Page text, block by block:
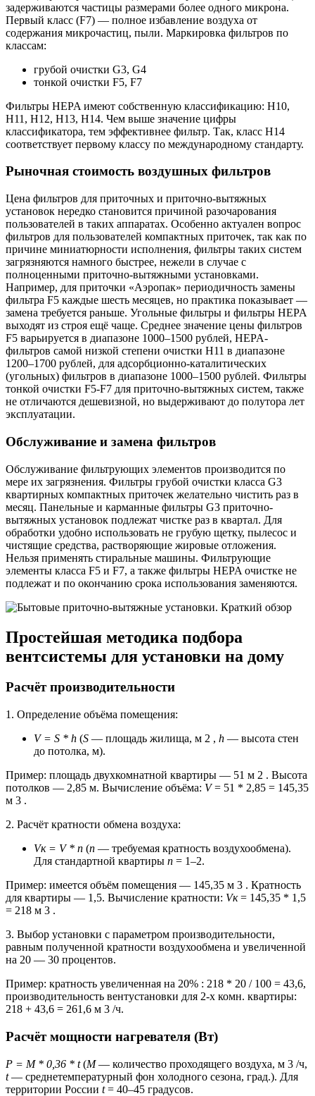
задерживаются частицы размерами более одного микрона.
Первый класс (F7) — полное избавление воздуха от
содержания микрочастиц, пыли. Маркировка фильтров по
классам:
грубой очистки G3, G4
тонкой очистки F5, F7
Фильтры HEPA имеют собственную классификацию: H10,
H11, H12, H13, H14. Чем выше значение цифры
классификатора, тем эффективнее фильтр. Так, класс H14
соответствует первому классу по международному стандарту.
Рыночная стоимость воздушных фильтров
Цена фильтров для приточных и приточно-вытяжных
установок нередко становится причиной разочарования
пользователей в таких аппаратах. Особенно актуален вопрос
фильтров для пользователей компактных приточек, так как по
причине миниатюрности исполнения, фильтры таких систем
загрязняются намного быстрее, нежели в случае с
полноценными приточно-вытяжными установками.
Например, для приточки «Аэропак» периодичность замены
фильтра F5 каждые шесть месяцев, но практика показывает —
замена требуется раньше. Угольные фильтры и фильтры HEPA
выходят из строя ещё чаще. Среднее значение цены фильтров
F5 варьируется в диапазоне 1000–1500 рублей, HEPA-
фильтров самой низкой степени очистки H11 в диапазоне
1200–1700 рублей, для адсорбционно-каталитических
(угольных) фильтров в диапазоне 1000–1500 рублей. Фильтры
тонкой очистки F5-F7 для приточно-вытяжных систем, также
не отличаются дешевизной, но выдерживают до полутора лет
эксплуатации.
Обслуживание и замена фильтров
Обслуживание фильтрующих элементов производится по
мере их загрязнения. Фильтры грубой очистки класса G3
квартирных компактных приточек желательно чистить раз в
месяц. Панельные и карманные фильтры G3 приточно-
вытяжных установок подлежат чистке раз в квартал. Для
обработки удобно использовать не грубую щетку, пылесос и
чистящие средства, растворяющие жировые отложения.
Нельзя применять стиральные машины. Фильтрующие
элементы класса F5 и F7, а также фильтры HEPA очистке не
подлежат и по окончанию срока использования заменяются.
Простейшая методика подбора
вентсистемы для установки на дому
Расчёт производительности
1. Определение объёма помещения:
V = S * h (S — площадь жилища, м 2 , h — высота стен
до потолка, м).
Пример: площадь двухкомнатной квартиры — 51 м 2 . Высота
потолков — 2,85 м. Вычисление объёма: V= 51 * 2,85 = 145,35
м 3 .
2. Расчёт кратности обмена воздуха:
Vк = V * n (n — требуемая кратность воздухообмена).
Для стандартной квартиры n = 1–2.
Пример: имеется объём помещения — 145,35 м 3 . Кратность
для квартиры — 1,5. Вычисление кратности: Vк= 145,35 * 1,5
= 218 м 3 .
3. Выбор установки с параметром производительности,
равным полученной кратности воздухообмена и увеличенной
на 20 — 30 процентов.
Пример: кратность увеличенная на 20% : 218 * 20 / 100 = 43,6,
производительность вентустановки для 2-х комн. квартиры:
218 + 43,6 = 261,6 м 3 /ч.
Расчёт мощности нагревателя (Вт)
P = M * 0,36 * t(M— количество проходящего воздуха, м 3 /ч,
t— среднетемпературный фон холодного сезона, град.). Для
территории России t= 40–45 градусов.